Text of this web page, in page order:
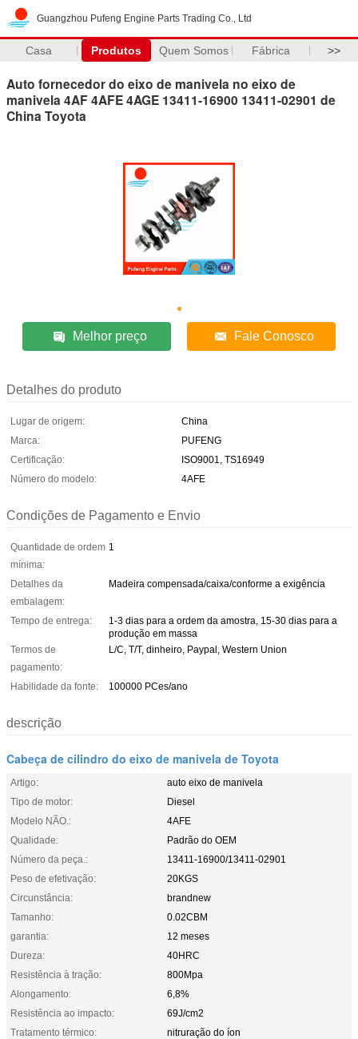
Guangzhou Pufeng Engine Parts Trading Co., Ltd
Casa Produtos Quem Somos Fábrica >>
Auto fornecedor do eixo de manivela no eixo de
manivela 4AF 4AFE 4AGE 13411-16900 13411-02901 de
China Toyota
Melhor preço Fale Conosco
Detalhes do produto
Lugar de origem:
China
Marca:
PUFENG
Certificação:
ISO9001, TS16949
Número do modelo:
4AFE
Condições de Pagamento e Envio
Quantidade de ordem
mínima:
1
Detalhes da
embalagem:
Madeira compensada/caixa/conforme a exigência
Tempo de entrega:
1-3 dias para a ordem da amostra, 15-30 dias para a
produção em massa
Termos de
pagamento:
L/C, T/T, dinheiro, Paypal, Western Union
Habilidade da fonte: 100000 PCes/ano
descrição
Cabeça de cilindro do eixo de manivela de Toyota
Artigo:
auto eixo de manivela
Tipo de motor:
Diesel
Modelo NÃO.:
4AFE
Qualidade:
Padrão do OEM
Número da peça.:
13411-16900/13411-02901
Peso de efetivação:
20KGS
Circunstância:
brandnew
Tamanho:
0.02CBM
garantia:
12 meses
Dureza:
40HRC
Resistência à tração:
800Mpa
Alongamento:
6,8%
Resistência ao impacto:
69J/cm2
Tratamento térmico:
nitruração do íon